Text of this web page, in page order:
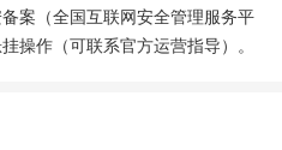
案（全国互联网安全管理服务平
操作（可联系官方运营指导）。